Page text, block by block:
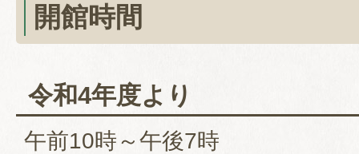
開館時間
令和4年度より
午前10時～午後7時